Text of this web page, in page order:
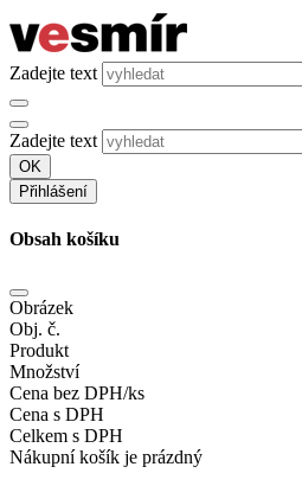
Zadejte text
Zadejte text
OK
Přihlášení
Obsah košíku
Obrázek
Obj. č.
Produkt
Množství
Cena bez DPH/ks
Cena s DPH
Celkem s DPH
Nákupní košík je prázdný